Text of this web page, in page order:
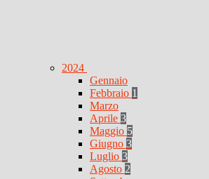
2024
Gennaio
Febbraio 1
Marzo
Aprile 3
Maggio 5
Giugno 3
Luglio 3
Agosto 2